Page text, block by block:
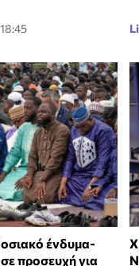
ένδυμα-
προσευχή για